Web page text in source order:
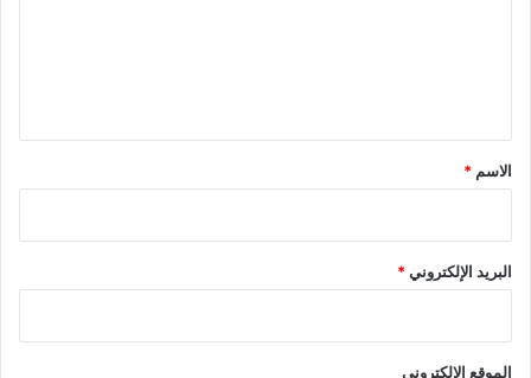
*
الاسم *
البريد الإلكتروني*
الموقع الإلكتروني